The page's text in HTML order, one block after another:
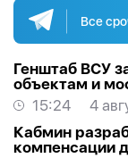
Все
Генштаб ВСУ
объектам и
15:24
4
Кабмин
компенсации